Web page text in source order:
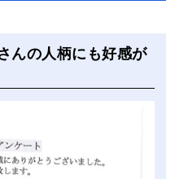
んの人柄にも好感が